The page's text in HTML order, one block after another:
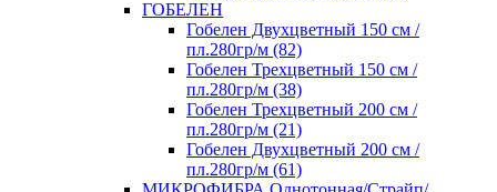
ГОБЕЛЕН
Гобелен Двухцветный 150 см /
пл.280гр/м (82)
Гобелен Трехцветный 150 см /
пл.280гр/м (38)
Гобелен Трехцветный 200 см /
пл.280гр/м (21)
Гобелен Двухцветный 200 см /
пл.280гр/м (61)